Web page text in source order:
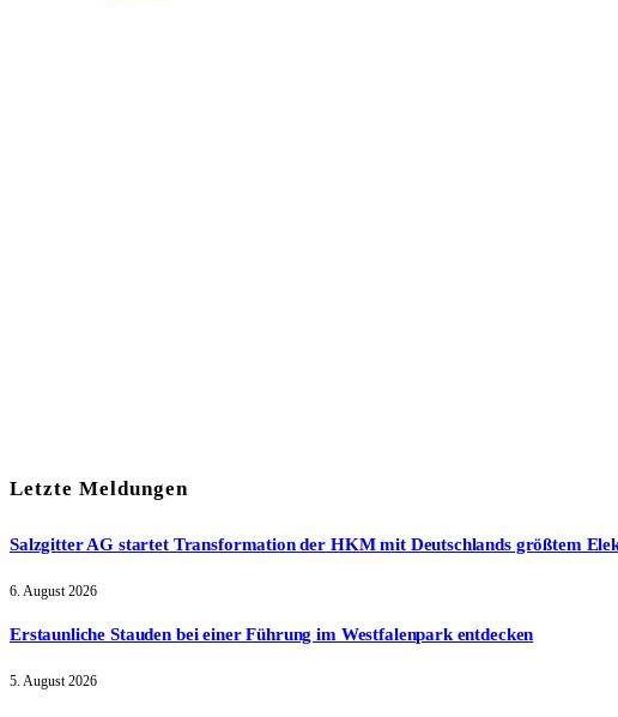
Letzte Meldungen
Salzgitter AG startet Transformation der HKM mit Deutschlands größtem
6. August 2026
Erstaunliche Stauden bei einer Führung im Westfalenpark entdecken
5. August 2026